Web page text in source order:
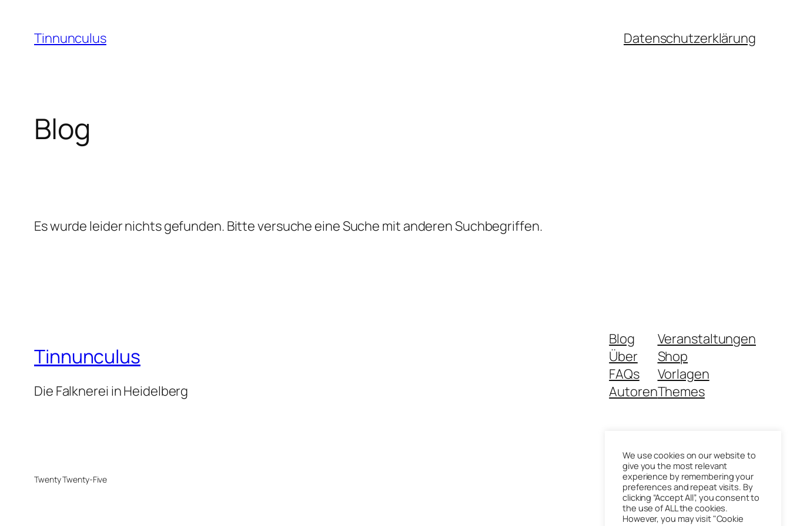
Inhalt
springen
Tinnunculus Datenschutzerklärung
Blog
Es wurde leider nichts gefunden. Bitte versuche eine Suche mit anderen Suchbegriffen.
Tinnunculus
Die Falknerei in Heidelberg
Blog
Über
FAQs
Autoren
Veranstaltungen
Shop
Vorlagen
Themes
Twenty Twenty-Five Gestaltet mitWordPress
We use cookies on our website to
give you the most relevant
experience by remembering your
preferences and repeat visits. By
clicking “Accept All”, you consent to
the use of ALL the cookies.
However, you may visit "Cookie